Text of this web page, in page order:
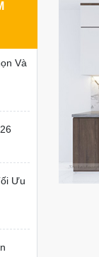
Và
Ưu